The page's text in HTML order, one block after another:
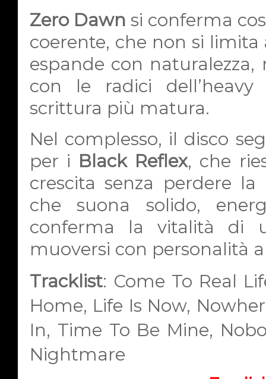
Zero Dawn si conferma
coerente, che non si
espande con
con le radici
scrittura più matura.
Nel complesso, il disco
per i Black Reflex, che
crescita senza perdere
che suona solido,
conferma la vitalità di
muoversi con personalità
Tracklist: Come To Real
Home, Life Is Now,
In, Time To Be Mine,
Nightmare